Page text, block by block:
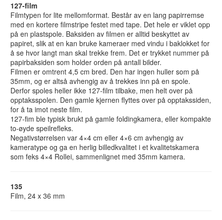
127-film
Filmtypen for lite mellomformat. Består av en lang papirremse
med en kortere filmstripe festet med tape. Det hele er viklet opp
på en plastspole. Baksiden av filmen er alltid beskyttet av
papiret, slik at en kan bruke kameraer med vindu i baklokket for
å se hvor langt man skal trekke frem. Det er trykket nummer på
papirbaksiden som holder orden på antall bilder.
Filmen er omtrent 4,5 cm bred. Den har ingen huller som på
35mm, og er altså avhengig av å trekkes inn på en spole.
Derfor spoles heller ikke 127-film tilbake, men helt over på
opptaksspolen. Den gamle kjernen flyttes over på opptakssiden,
for å ta imot neste film.
127-fim ble typisk brukt på gamle foldingkamera, eller kompakte
to-øyde speilrefleks.
Negativstørrelsen var 4×4 cm eller 4×6 cm avhengig av
kameratype og ga en herlig billedkvalitet i et kvalitetskamera
som feks 4×4 Rollei, sammenlignet med 35mm kamera.
135
Film, 24 x 36 mm